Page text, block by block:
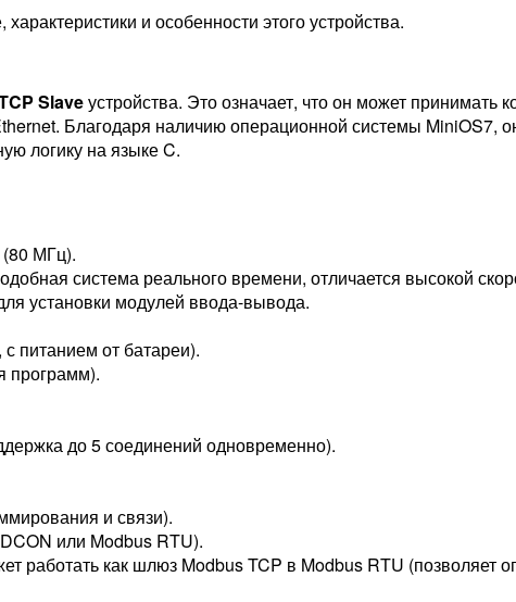
и особенности этого устройства.
Slaveустройства. Это означает, что он может
Благодаря наличию операционной системы MiniOS7,
логику на языке C.
МГц).
система реального времени, отличается высокой
установки модулей ввода-вывода.
питанием от батареи).
программ).
до 5 соединений одновременно).
и связи).
или Modbus RTU).
работать как шлюз Modbus TCP в Modbus RTU (позволяет